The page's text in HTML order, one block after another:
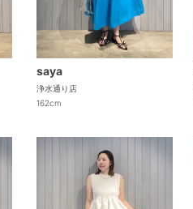
saya
浄水通り店
162cm